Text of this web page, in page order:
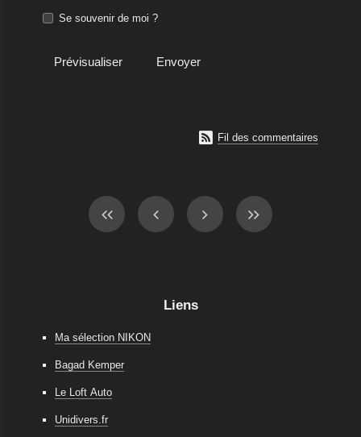
Se souvenir de moi ?
 Fil des commentaires
Liens
Ma sélection NIKON
Bagad Kemper
Le Loft Auto
Unidivers.fr